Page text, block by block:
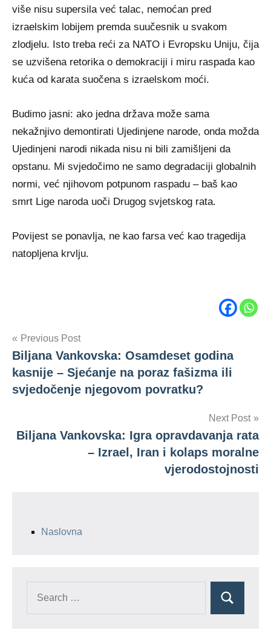
više nisu supersila već talac, nemoćan pred
izraelskim lobijem premda suučesnik u svakom
zlodjelu. Isto treba reći za NATO i Evropsku Uniju, čija
se uzvišena retorika o demokraciji i miru raspada kao
kuća od karata suočena s izraelskom moći.
Budimo jasni: ako jedna država može sama
nekažnjivo demontirati Ujedinjene narode, onda možda
Ujedinjeni narodi nikada nisu ni bili zamišljeni da
opstanu. Mi svjedočimo ne samo degradaciji globalnih
normi, već njihovom potpunom raspadu – baš kao
smrt Lige naroda uoči Drugog svjetskog rata.
Povijest se ponavlja, ne kao farsa već kao tragedija
natopljena krvlju.
TagsBiljana
Vankovska
Iran
Izrael
Post
navigation
Previous Post
Biljana Vankovska: Osamdeset godina
kasnije – Sjećanje na poraz fašizma ili
svjedočenje njegovom povratku?
Next Post
Biljana Vankovska: Igra opravdavanja rata
– Izrael, Iran i kolaps moralne
vjerodostojnosti
Naslovna
Search